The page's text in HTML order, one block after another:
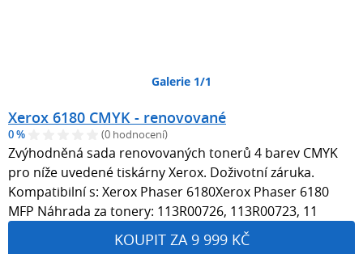
Galerie 1/1
Xerox 6180 CMYK - renovované
0 % (0 hodnocení)
Zvýhodněná sada renovovaných tonerů 4 barev CMYK
pro níže uvedené tiskárny Xerox. Doživotní záruka.
Kompatibilní s: Xerox Phaser 6180Xerox Phaser 6180
MFP Náhrada za tonery: 113R00726, 113R00723, 11
KOUPIT ZA 9 999 KČ